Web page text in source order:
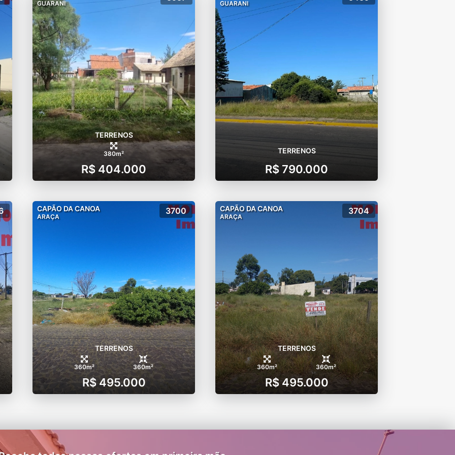
GUARANI
TERRENOS
380m²
R$ 404.000
GUARANI
TERRENOS
R$ 790.000
CAPÃO DA CANOA
ARAÇA
3700
TERRENOS
360m² 360m²
R$ 495.000
CAPÃO DA CANOA
ARAÇA
3704
TERRENOS
360m² 360m²
R$ 495.000